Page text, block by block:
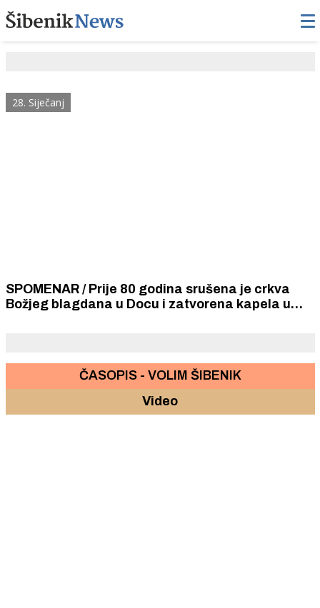
28. Siječanj
SPOMENAR / Prije 80 godina srušena je crkva
Božjeg blagdana u Docu i zatvorena kapela u
ČASOPIS - VOLIM ŠIBENIK
Video